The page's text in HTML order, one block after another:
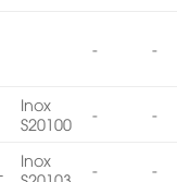
- -
Inox
S20100
- -
Inox
- -